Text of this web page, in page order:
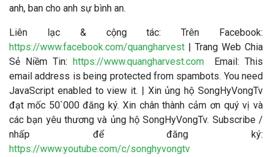
anh, ban cho anh sự bình an.
Liên lạc & cộng tác: Trên Facebook:
https://www.facebook.com/quangharvest | Trang Web Chia
Sẻ Niềm Tin: https://www.quangharvest.comEmail: This
email address is being protected from spambots. You need
JavaScript enabled to view it. | Xin ủng hộ SongHyVongTv
đạt mốc 50`000 đăng ký. Xin chân thành cảm ơn quý vị và
các bạn yêu thương và ủng hộ SongHyVongTv. Subscribe /
nhấp để đăng ký:
https://www.youtube.com/c/songhyvongtv